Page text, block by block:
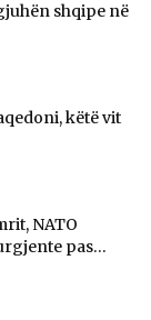
shqipe në
këtë vit
NATO
pas...